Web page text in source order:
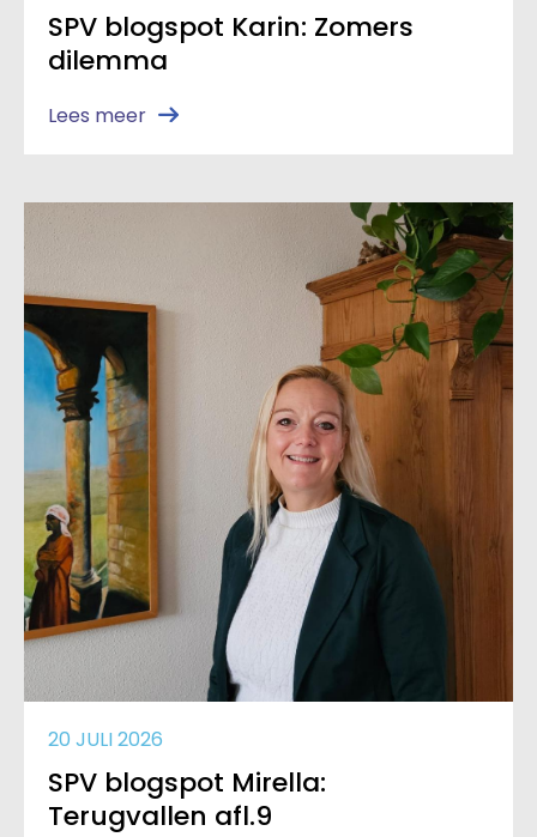
SPV blogspot Karin: Zomers
dilemma
Lees meer
20 JULI 2026
SPV blogspot Mirella:
Terugvallen afl.9